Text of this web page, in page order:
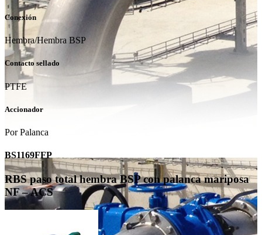
Conexión
Hembra/Hembra BSP
Contacto sellado
PTFE
Accionador
Por Palanca
BS1169FFP
RBS paso total hembra BSP con palanca mariposa
NF – ACS